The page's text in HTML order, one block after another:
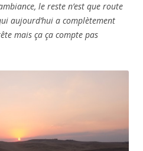
le reste n’est que route
aujourd’hui a complètement
mais ça ça compte pas